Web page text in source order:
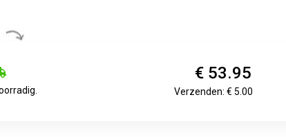
€ 53.95
Verzenden: € 5.00